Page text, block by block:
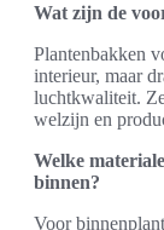
Wat zijn de
Plantenbakken
interieur, maar
luchtkwaliteit.
welzijn en
Welke
binnen?
Voor